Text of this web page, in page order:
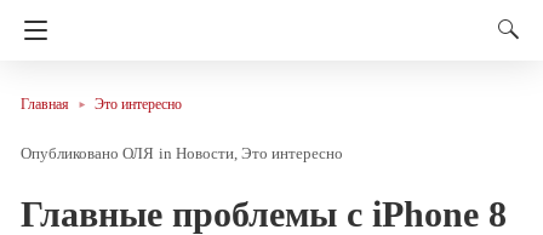
Главная Это интересно
ОЛЯ in Новости Это интересно
Главные проблемы с iPhone 8